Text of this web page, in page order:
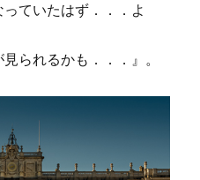
ていたはず．．．よ
られるかも．．．』。